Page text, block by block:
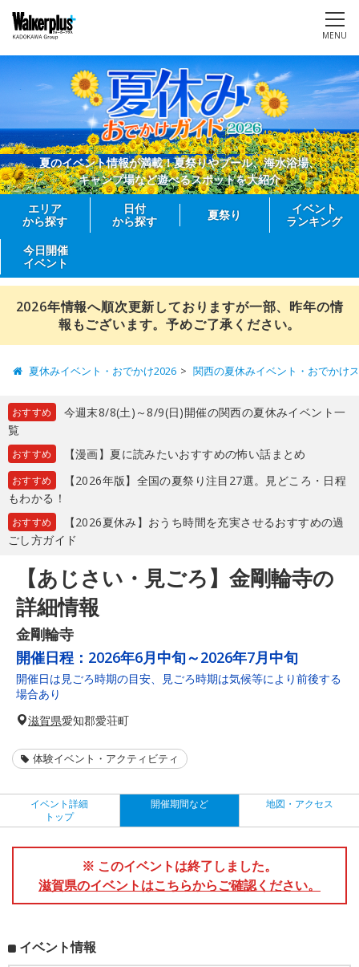
MENU
夏のイベント情報が満載！夏祭りやプール、海水浴場、
キャンプ場など遊べるスポットを大紹介
エリア
から探す
日付
から探す
夏祭り
イベント
ランキング
今日開催
イベント
2026年情報へ順次更新しておりますが一部、昨年の情
報もございます。予めご了承ください。
夏休みイベント・おでかけ2026 関西の夏休みイベント・おでかけ
おすすめ
今週末8/8(土)～8/9(日)開催の関西の夏休みイベント一
覧
おすすめ 【漫画】夏に読みたいおすすめの怖い話まとめ
おすすめ
【2026年版】全国の夏祭り注目27選。見どころ・日程
もわかる！
おすすめ
【2026夏休み】おうち時間を充実させるおすすめの過
ごし方ガイド
【あじさい・見ごろ】金剛輪寺の
詳細情報
金剛輪寺
開催日程： 2026年6月中旬～2026年7月中旬
開催日は見ごろ時期の目安、見ごろ時期は気候等により前後する
場合あり
滋賀県愛知郡愛荘町
体験イベント・アクティビティ
イベント詳細
トップ
開催期間など 地図・アクセス
※ このイベントは終了しました。
滋賀県のイベントはこちらからご確認ください。
イベント情報